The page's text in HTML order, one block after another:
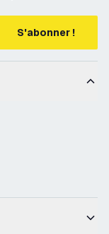
S'abonner !